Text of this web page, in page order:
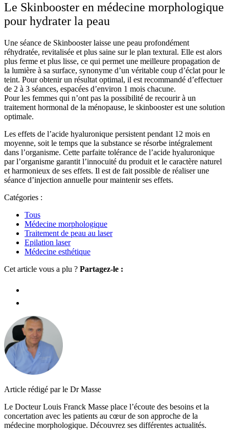
Le Skinbooster en médecine morphologique
pour hydrater la peau
Une séance de Skinbooster laisse une peau profondément
réhydratée, revitalisée et plus saine sur le plan textural. Elle est alors
plus ferme et plus lisse, ce qui permet une meilleure propagation de
la lumière à sa surface, synonyme d’un véritable coup d’éclat pour le
teint. Pour obtenir un résultat optimal, il est recommandé d’effectuer
de 2 à 3 séances, espacées d’environ 1 mois chacune.
Pour les femmes qui n’ont pas la possibilité de recourir à un
traitement hormonal de la ménopause, le skinbooster est une solution
optimale.
Les effets de l’acide hyaluronique persistent pendant 12 mois en
moyenne, soit le temps que la substance se résorbe intégralement
dans l’organisme. Cette parfaite tolérance de l’acide hyaluronique
par l’organisme garantit l’innocuité du produit et le caractère naturel
et harmonieux de ses effets. Il est de fait possible de réaliser une
séance d’injection annuelle pour maintenir ses effets.
Catégories :
Tous
Médecine morphologique
Traitement de peau au laser
Epilation laser
Médecine esthétique
Cet article vous a plu ? Partagez-le :
Article rédigé par le Dr Masse
Le Docteur Louis Franck Masse place l’écoute des besoins et la
concertation avec les patients au cœur de son approche de la
médecine morphologique. Découvrez ses différentes actualités.